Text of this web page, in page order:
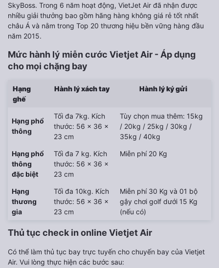
SkyBoss. Trong 6 năm hoạt động, VietJet Air đã nhận được
nhiều giải thưởng bao gồm hãng hàng không giá rẻ tốt nhất
châu Á và nằm trong Top 20 thương hiệu bền vững hàng đầu
năm 2015.
Mức hành lý miễn cước Vietjet Air - Áp dụng
cho mọi chặng bay
Hạng
ghế
Hành lý xách tay Hành lý ký gửi
Hạng phổ
thông
Tối đa 7kg. Kích
thước: 56 x 36 x
23 cm
Tùy chọn mua thêm: 15kg
/ 20kg / 25kg / 30kg /
35kg / 40kg
Hạng phổ
thông
đặc biệt
Tối đa 7 kg. Kích
thước: 56 x 36 x
23 cm
Miễn phí 20 Kg
Hạng
thương
gia
Tối đa 10kg. Kích
thước: 56 x 36 x
23 cm
Miễn phí 30 Kg và 01 bộ
gậy chơi golf dưới 15 Kg
(nếu có)
Thủ tục check in online Vietjet Air
Có thể làm thủ tục bay trực tuyến cho chuyến bay của Vietjet
Air. Vui lòng thực hiện các bước sau: